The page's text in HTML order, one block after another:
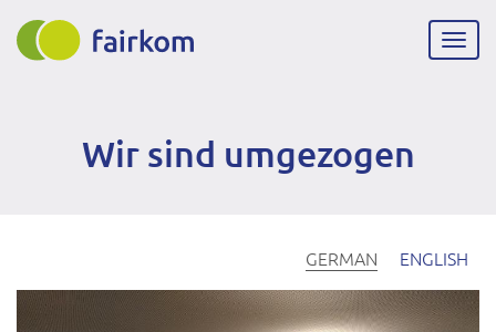
Direkt
zum
Wir sind umgezogen
GERMAN ENGLISH